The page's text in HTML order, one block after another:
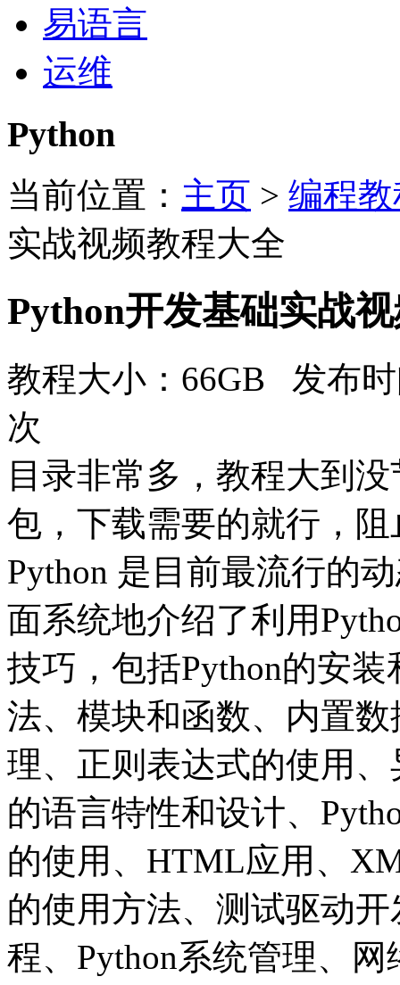
易语言
运维
Python
当前位置： 主页 > 编程
实战视频教程大全
Python开发基础实战
教程大小：66GB 发布
次
目录非常多，教程大到
包，下载需要的就行，
Python 是目前最流行的
面系统地介绍了利用
技巧，包括Python的安
法、模块和函数、内置
理、正则表达式的使用
的语言特性和设计、
的使用、HTML应用、
的使用方法、测试驱动
程、Python系统管理、